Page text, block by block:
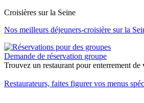
Croisières sur la Seine
Nos meilleurs déjeuners-croisière sur la
Demande de réservation groupe
Trouvez un restaurant pour enterrement
Restaurateurs, faites figurer vos menus